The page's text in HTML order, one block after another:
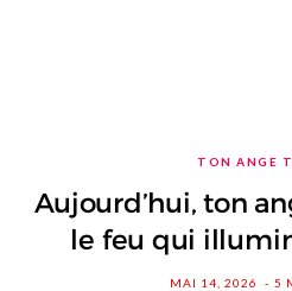
TON ANGE
Aujourd’hui, ton
le feu qui
MAI 14, 2026 5